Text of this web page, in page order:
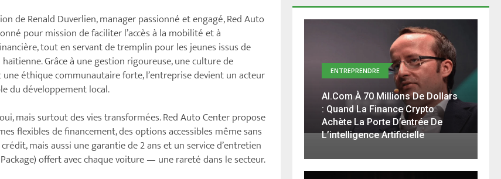
de Renald Duverlien, manager passionné et engagé, Red Auto
pour mission de faciliter l’accès à la mobilité et à
tout en servant de tremplin pour les jeunes issus de
Grâce à une gestion rigoureuse, une culture de
une éthique communautaire forte, l’entreprise devient un acteur
du développement local.
mais surtout des vies transformées. Red Auto Center propose
flexibles de financement, des options accessibles même sans
mais aussi une garantie de 2 ans et un service d’entretien
offert avec chaque voiture — une rareté dans le secteur.
ENTREPRENDRE
AI.com À 70 Millions De Dollars
: Quand La Finance Crypto
Achète La Porte D’entrée De
L’intelligence Artificielle